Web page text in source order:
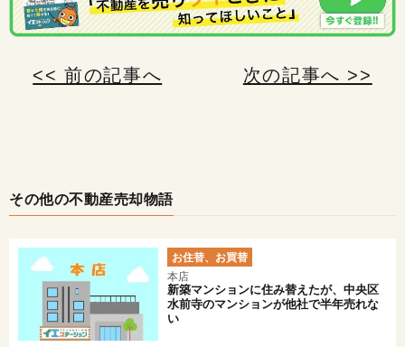
<< 前の記事へ 次の記事へ >>
その他の不動産売却物語
お住替、お買替
本店
新築マンションに住み替えたが、中央区
水前寺のマンションが他社で半年売れな
い